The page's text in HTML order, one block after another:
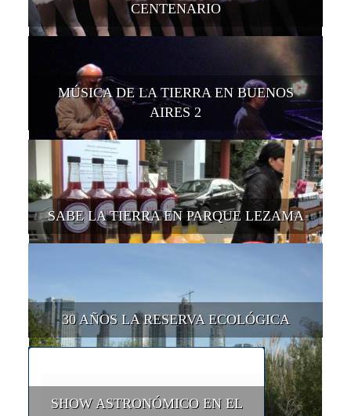
CENTENARIO
MÚSICA DE LA TIERRA EN BUENOS
AIRES 2
SABE LA TIERRA EN PARQUE LEZAMA
30 AÑOS LA RESERVA ECOLÓGICA
SHOW ASTRONÓMICO EN EL